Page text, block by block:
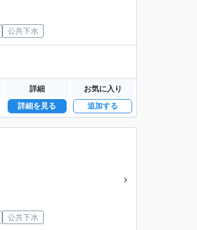
公共下水
詳細 お気に入り
詳細を見る 追加する
公共下水